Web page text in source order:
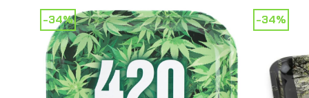
-34% -34%